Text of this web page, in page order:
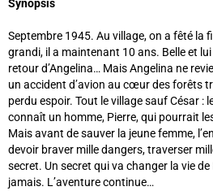
Synopsis
Septembre 1945. Au village, on a fêté la
grandi, il a maintenant 10 ans. Belle et
retour d’Angelina… Mais Angelina ne
un accident d’avion au cœur des forêts
perdu espoir. Tout le village sauf César :
connaît un homme, Pierre, qui pourrait
Mais avant de sauver la jeune femme,
devoir braver mille dangers, traverser
secret. Un secret qui va changer la vie
jamais. L’aventure continue…